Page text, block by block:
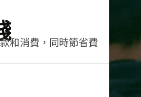
和消費，同時節省費